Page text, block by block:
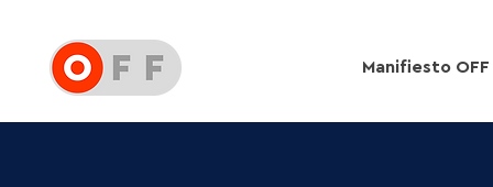
Manifiesto OFF